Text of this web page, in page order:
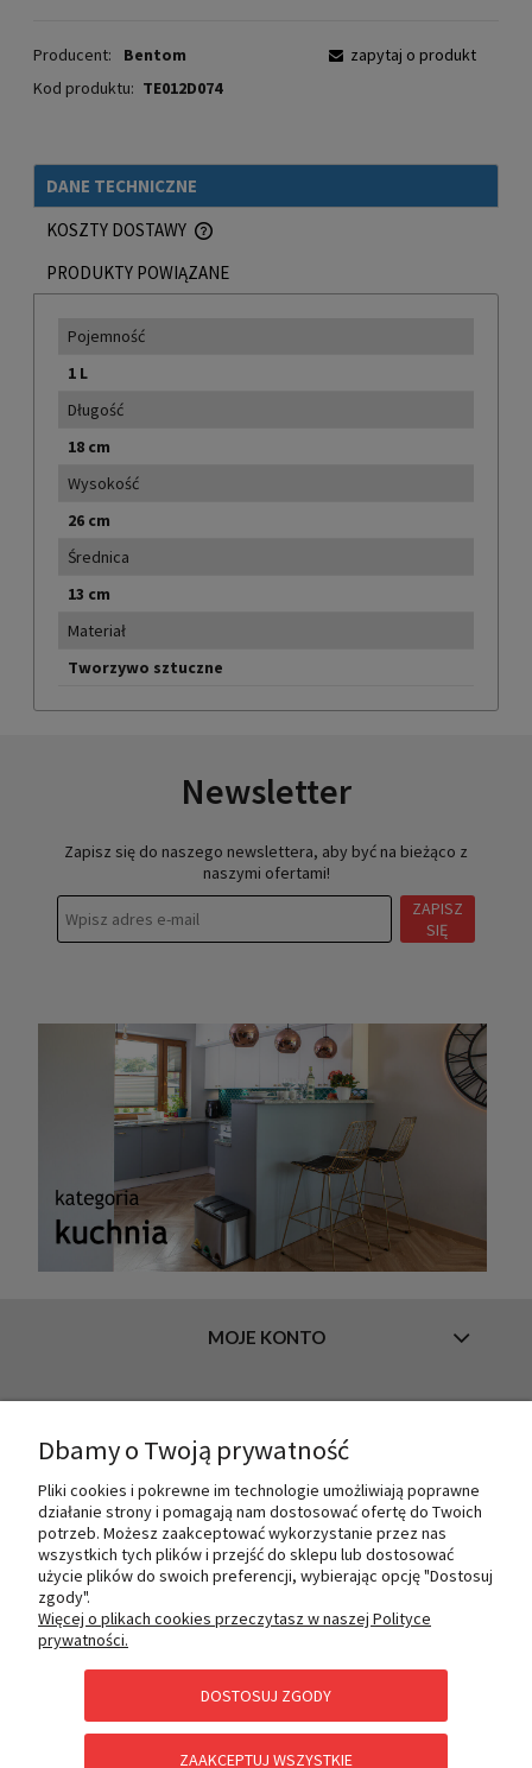
Producent:
Bentom
Kod produktu: TE012D074
zapytaj o produkt
DANE TECHNICZNE
KOSZTY DOSTAWY
CENA NIE ZAWIERA EWENTUALNYCH KOSZTÓW PŁATNOŚCI
PRODUKTY POWIĄZANE
Pojemność
1 L
Długość
18 cm
Wysokość
26 cm
Średnica
13 cm
Materiał
Tworzywo sztuczne
Newsletter
Zapisz się do naszego newslettera, aby być na bieżąco z
naszymi ofertami!
ZAPISZ
SIĘ
MOJE KONTO
O NAS
PŁATNOŚCI I DOSTAWA
POMOC
Dbamy o Twoją prywatność
Pliki cookies i pokrewne im technologie umożliwiają poprawne
działanie strony i pomagają nam dostosować ofertę do Twoich
potrzeb. Możesz zaakceptować wykorzystanie przez nas
wszystkich tych plików i przejść do sklepu lub dostosować
użycie plików do swoich preferencji, wybierając opcję "Dostosuj
zgody".
Więcej o plikach cookies przeczytasz w naszej Polityce
prywatności.
DOSTOSUJ ZGODY
ZAAKCEPTUJ WSZYSTKIE